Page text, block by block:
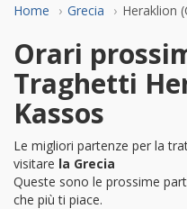
Home Grecia Heraklion
Orari
Traghetti
Kassos
Le migliori partenze per la
visitare la Grecia
Queste sono le prossime
che più ti piace.